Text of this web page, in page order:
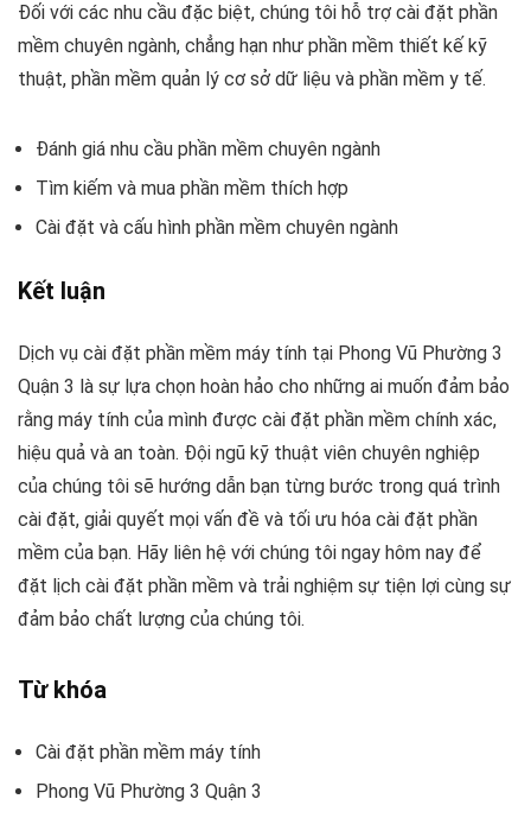
Đối với các nhu cầu đặc biệt, chúng tôi hỗ trợ cài đặt phần
mềm chuyên ngành, chẳng hạn như phần mềm thiết kế kỹ
thuật, phần mềm quản lý cơ sở dữ liệu và phần mềm y tế.
Đánh giá nhu cầu phần mềm chuyên ngành
Tìm kiếm và mua phần mềm thích hợp
Cài đặt và cấu hình phần mềm chuyên ngành
Kết luận
Dịch vụ cài đặt phần mềm máy tính tại Phong Vũ Phường 3
Quận 3 là sự lựa chọn hoàn hảo cho những ai muốn đảm bảo
rằng máy tính của mình được cài đặt phần mềm chính xác,
hiệu quả và an toàn. Đội ngũ kỹ thuật viên chuyên nghiệp
của chúng tôi sẽ hướng dẫn bạn từng bước trong quá trình
cài đặt, giải quyết mọi vấn đề và tối ưu hóa cài đặt phần
mềm của bạn. Hãy liên hệ với chúng tôi ngay hôm nay để
đặt lịch cài đặt phần mềm và trải nghiệm sự tiện lợi cùng sự
đảm bảo chất lượng của chúng tôi.
Từ khóa
Cài đặt phần mềm máy tính
Phong Vũ Phường 3 Quận 3